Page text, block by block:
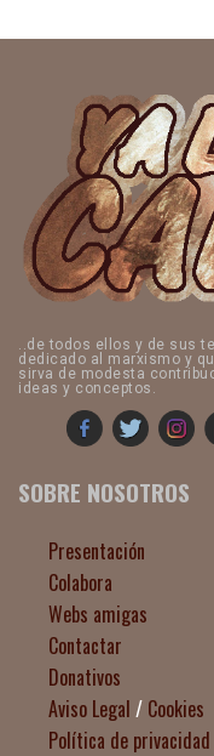
..de todos ellos y de sus
dedicado al marxismo y
sirva de modesta
ideas y conceptos.
SOBRE NOSOTROS
Presentación
Colabora
Webs amigas
Contactar
Donativos
Aviso Legal / Cookies
Política de privacidad